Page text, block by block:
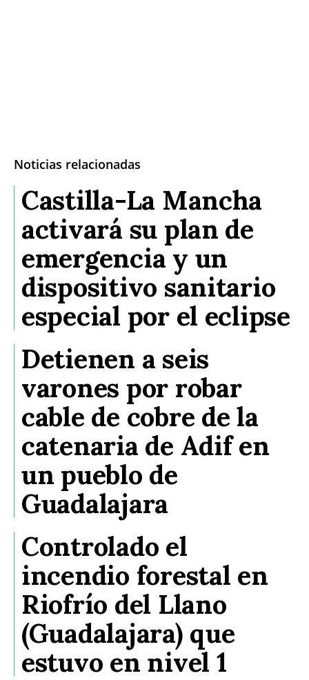
Noticias relacionadas
Castilla-La Mancha
activará su plan de
emergencia y un
dispositivo sanitario
especial por el eclipse
Detienen a seis
varones por robar
cable de cobre de la
catenaria de Adif en
un pueblo de
Guadalajara
Controlado el
incendio forestal en
Riofrío del Llano
(Guadalajara) que
estuvo en nivel 1